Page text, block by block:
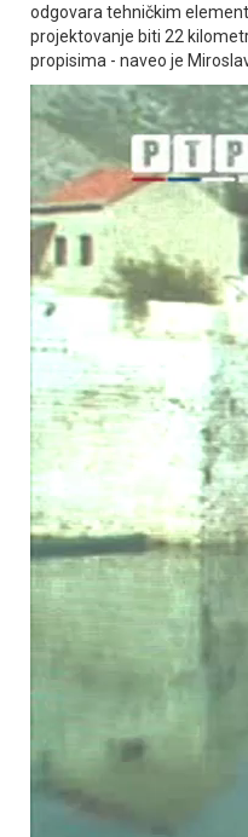
odgovara tehničkim
projektovanje biti 22
propisima - naveo je
Direktor Uprave za ceste
Madunić kaže da je riječ o
godina i od tada nije
Memorandum je korak ka